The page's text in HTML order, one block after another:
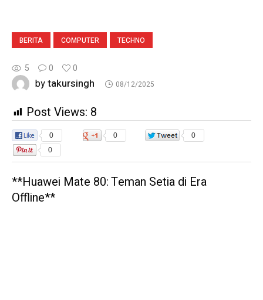
BERITA COMPUTER TECHNO
5 0 0
bytakursingh 08/12/2025
Post Views: 8
0 0
0
0
**Huawei Mate 80: Teman Setia di Era
Offline**